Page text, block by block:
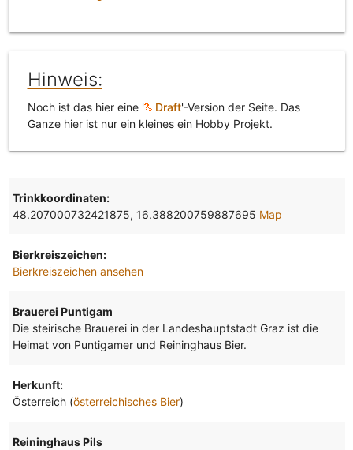
Hinweis:
Noch ist das hier eine ' Draft'-Version der Seite. Das
Ganze hier ist nur ein kleines ein Hobby Projekt.
Trinkkoordinaten:
48.207000732421875, 16.388200759887695 Map
Bierkreiszeichen:
Bierkreiszeichen ansehen
Brauerei Puntigam
Die steirische Brauerei in der Landeshauptstadt Graz ist die
Heimat von Puntigamer und Reininghaus Bier.
Herkunft:
Österreich (österreichisches Bier)
Reininghaus Pils